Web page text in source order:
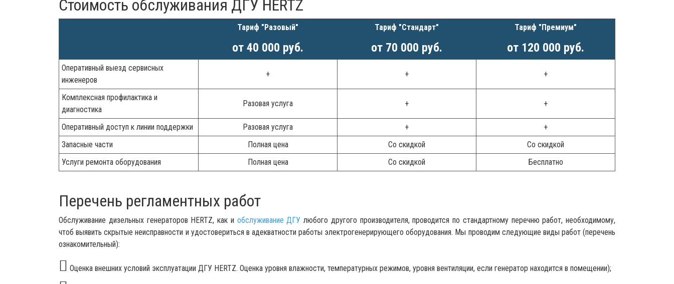
Стоимость обслуживания ДГУ HERTZ
Тариф "Разовый" Тариф "Стандарт" Тариф "Премиум"
от 40 000 руб. от 70 000 руб. от 120 000 руб.
Оперативный выезд сервисных
инженеров
+ + +
Комплексная профилактика и
диагностика
Разовая услуга + +
Оперативный доступ к линии поддержки Разовая услуга +
+
Запасные части
Полная цена Со скидкой
Со скидкой
Услуги ремонта оборудования
Полная цена Со скидкой Бесплатно
Перечень регламентных работ
Обслуживание дизельных генераторов HERTZ, как и обслуживание ДГУ любого другого производителя, проводится по стандартному перечню работ, необходимому,
чтоб выявить скрытые неисправности и удостовериться в адекватности работы электрогенерирующего оборудования. Мы проводим следующие виды работ (перечень
ознакомительный):
Оценка внешних условий эксплуатации ДГУ HERTZ. Оценка уровня влажности, температурных режимов, уровня вентиляции, если генератор находится в помещении);